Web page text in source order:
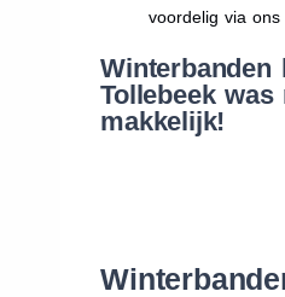
voordelig via
Winterbanden
Tollebeek
makkelijk!